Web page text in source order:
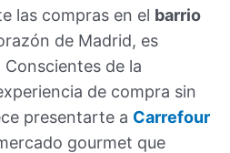
las compras en el barrio
de Madrid, es
Conscientes de la
de compra sin
presentarte a Carrefour
gourmet que